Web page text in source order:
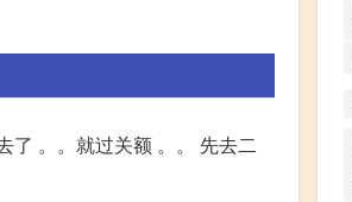
了 。。就过关额 。。 先去二